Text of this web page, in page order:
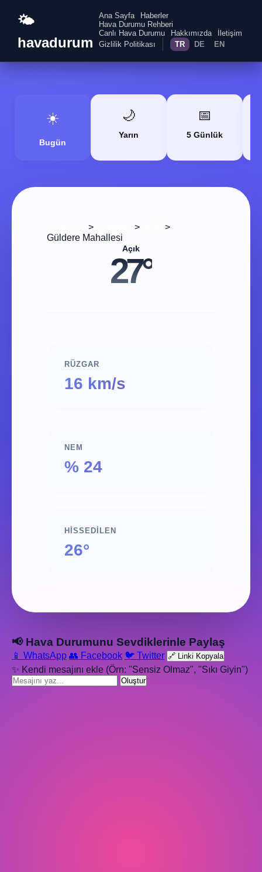
🌤️
havadurum
Ana Sayfa
Haberler
Hava Durumu Rehberi
Canlı Hava Durumu
Hakkımızda
İletişim
Gizlilik Politikası
TR DE EN
☀️
Bugün
🌙
Yarın
📅
5 Günlük
> >
>
Güldere Mahallesi
Açık
27°
RÜZGAR
16 km/s
NEM
% 24
HISSEDILEN
26°
📢 Hava Durumunu Sevdiklerinle Paylaş
📱 WhatsApp 👥 Facebook 🐦 Twitter 🔗 Linki Kopyala
✨ Kendi mesajını ekle (Örn: "Sensiz Olmaz", "Sıkı Giyin")
Oluştur